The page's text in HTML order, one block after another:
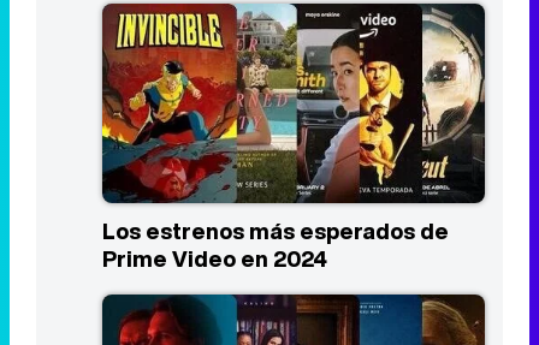
Los estrenos más esperados de
Prime Video en 2024